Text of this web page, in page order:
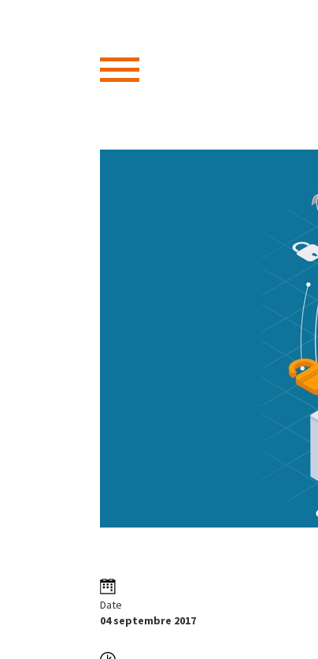
Date
04 septembre 2017